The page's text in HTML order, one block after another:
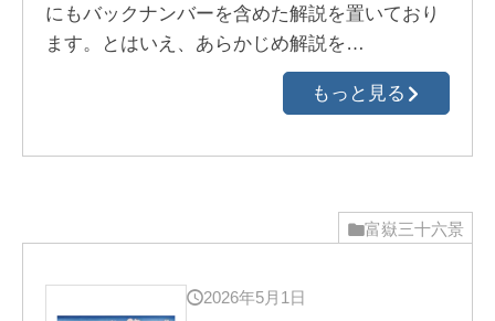
にもバックナンバーを含めた解説を置いており
ます。とはいえ、あらかじめ解説を…
もっと見る
富嶽三十六景
2026年5月1日